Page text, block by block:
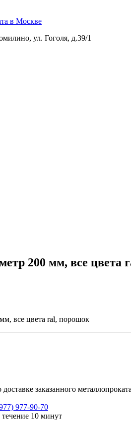
ул. Гоголя, д.39/1
200 мм, все цвета
все цвета ral, порошок
заказанного
977-90-70
10 минут